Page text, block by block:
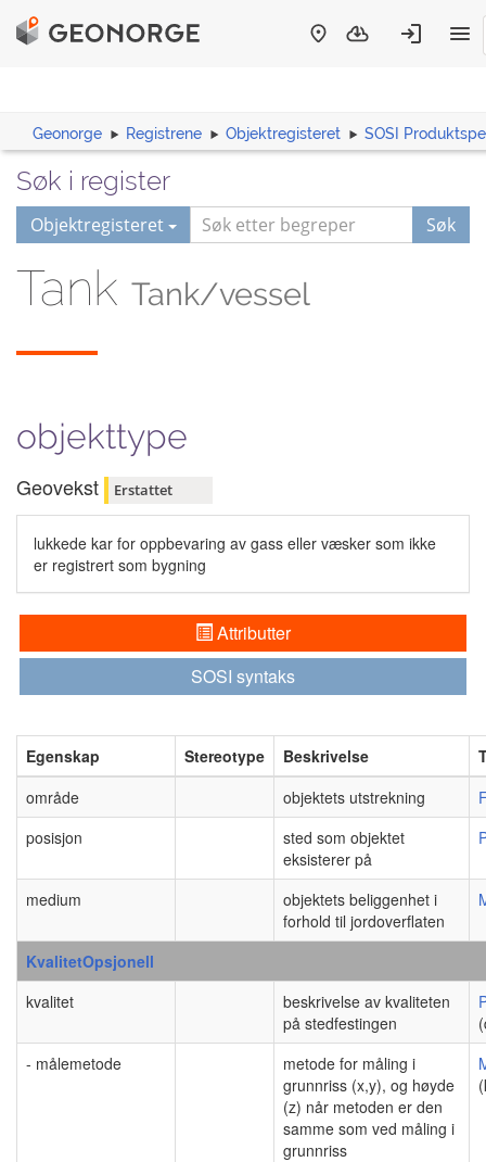
Geonorge Registrene Objektregisteret SOSI
Søk i register
Objektregisteret Søk
Tank Tank/vessel
objekttype
Geovekst Erstattet
lukkede kar for oppbevaring av gass eller væsker som ikke
er registrert som bygning
Attributter
SOSI syntaks
Egenskap Stereotype Beskrivelse
område
objektets utstrekning
posisjon
sted som objektet
eksisterer på
medium
objektets beliggenhet i
forhold til jordoverflaten
KvalitetOpsjonell
kvalitet
beskrivelse av kvaliteten
på stedfestingen
- målemetode
metode for måling i
grunnriss (x,y), og høyde
(z) når metoden er den
samme som ved måling i
grunnriss